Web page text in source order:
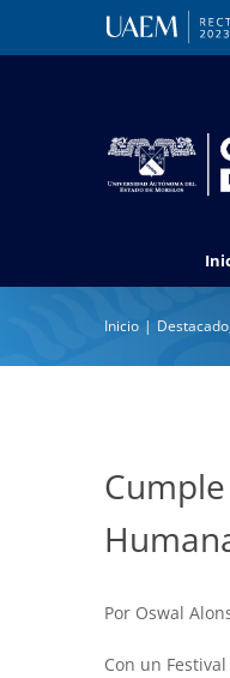
Inicio Destacado
Por Oswal
Con un